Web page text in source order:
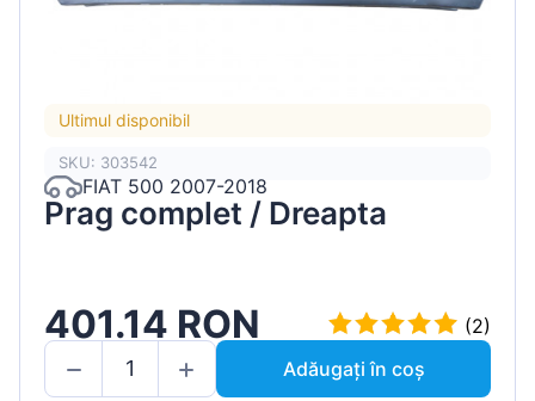
Ultimul disponibil
SKU: 303542
FIAT 500 2007-2018
Prag complet / Dreapta
401.14 RON
(2)
Adăugați în coș